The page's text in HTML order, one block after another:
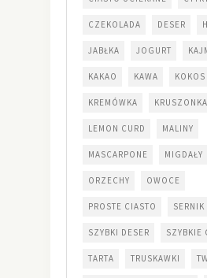
CZEKOLADA DESER
JABŁKA JOGURT
KAKAO KAWA KOKOS
KREMÓWKA KRUSZONKA
LEMON CURD MALINY
MASCARPONE MIGDAŁY
ORZECHY OWOCE
PROSTE CIASTO SERNIK
SZYBKI DESER SZYBKIE
TARTA TRUSKAWKI